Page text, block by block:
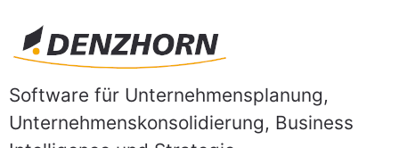
Software für Unternehmensplanung,
Unternehmenskonsolidierung, Business